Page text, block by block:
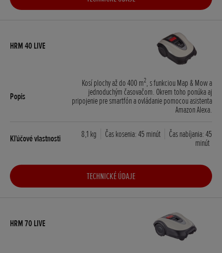
Kosí plochy až do 400 m2, s funkciou Map & Mow a
jednoduchým časovačom. Okrem toho ponúka aj
pripojenie pre smartfón a ovládanie pomocou asistenta
Amazon Alexa.
8,1 kg Čas kosenia: 45 minút
Čas nabíjania: 45
minút
TECHNICKÉ ÚDAJE